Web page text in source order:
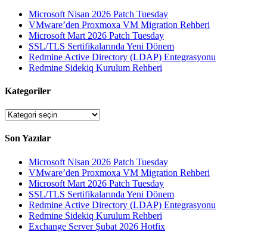
Microsoft Nisan 2026 Patch Tuesday
VMware’den Proxmoxa VM Migration Rehberi
Microsoft Mart 2026 Patch Tuesday
SSL/TLS Sertifikalarında Yeni Dönem
Redmine Active Directory (LDAP) Entegrasyonu
Redmine Sidekiq Kurulum Rehberi
Kategoriler
Kategoriler
Son Yazılar
Microsoft Nisan 2026 Patch Tuesday
VMware’den Proxmoxa VM Migration Rehberi
Microsoft Mart 2026 Patch Tuesday
SSL/TLS Sertifikalarında Yeni Dönem
Redmine Active Directory (LDAP) Entegrasyonu
Redmine Sidekiq Kurulum Rehberi
Exchange Server Şubat 2026 Hotfix